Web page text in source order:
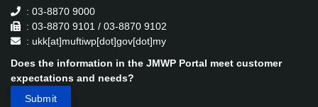
: 03-8870 9000
: 03-8870 9101 / 03-8870 9102
: ukk[at]muftiwp[dot]gov[dot]my
Does the information in the JMWP Portal meet customer
expectations and needs?